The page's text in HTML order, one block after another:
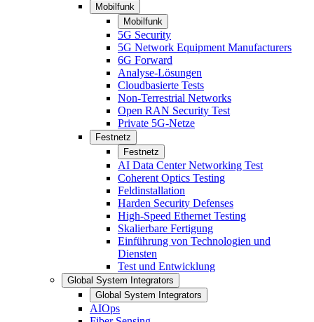
Mobilfunk
Mobilfunk
5G Security
5G Network Equipment Manufacturers
6G Forward
Analyse-Lösungen
Cloudbasierte Tests
Non-Terrestrial Networks
Open RAN Security Test
Private 5G-Netze
Festnetz
Festnetz
AI Data Center Networking Test
Coherent Optics Testing
Feldinstallation
Harden Security Defenses
High-Speed Ethernet Testing
Skalierbare Fertigung
Einführung von Technologien und
Diensten
Test und Entwicklung
Global System Integrators
Global System Integrators
AIOps